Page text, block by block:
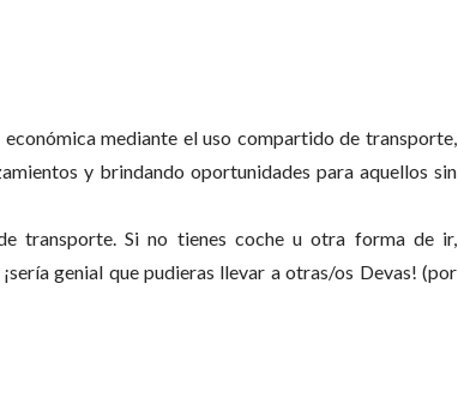
mediante el uso compartido de transporte,
y brindando oportunidades para aquellos sin
transporte. Si no tienes coche u otra forma de ir,
genial que pudieras llevar a otras/os Devas! (por